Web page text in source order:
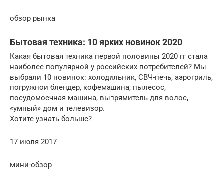
обзор рынка
Бытовая техника: 10 ярких новинок 2020
Какая бытовая техника первой половины 2020 гг стала
наиболее популярной у российских потребителей? Мы
выбрали 10 новинок: холодильник, СВЧ-печь, аэрогриль,
погружной блендер, кофемашина, пылесос,
посудомоечная машина, выпрямитель для волос,
«умный» дом и телевизор.
Хотите узнать больше?
17 июля 2017
мини-обзор